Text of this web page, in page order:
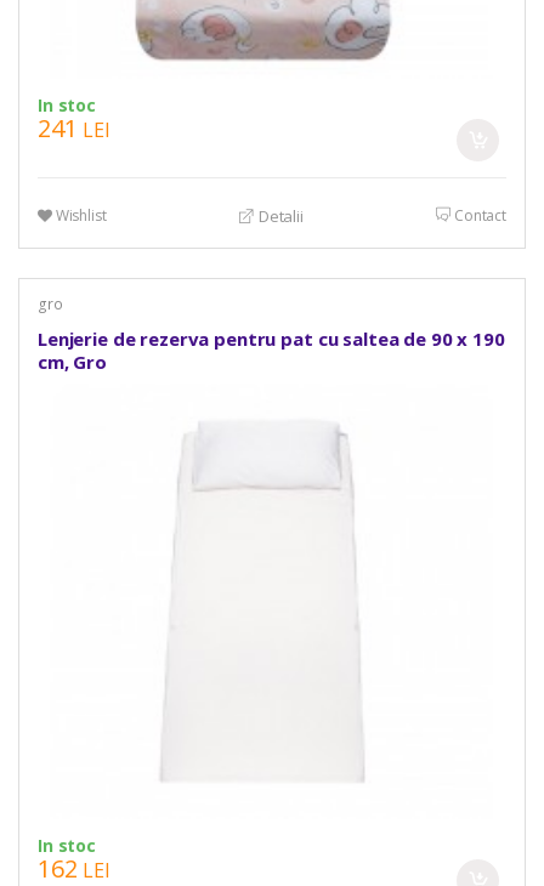
In stoc
241 LEI
Wishlist Detalii Contact
gro
Lenjerie de rezerva pentru pat cu saltea de 90 x 190
cm, Gro
In stoc
162 LEI